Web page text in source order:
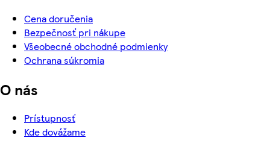
Cena doručenia
Bezpečnosť pri nákupe
Všeobecné obchodné podmienky
Ochrana súkromia
O nás
Prístupnosť
Kde dovážame